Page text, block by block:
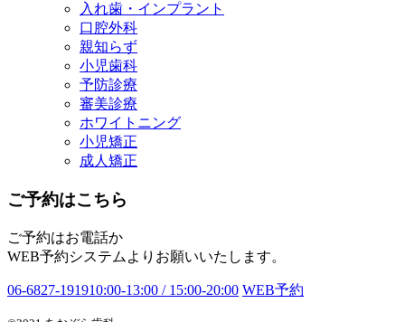
入れ歯・インプラント
口腔外科
親知らず
小児歯科
予防診療
審美診療
ホワイトニング
小児矯正
成人矯正
ご予約はこちら
ご予約はお電話か
WEB予約システムよりお願いいたします。
06-6827-191910:00-13:00 / 15:00-20:00 WEB予約